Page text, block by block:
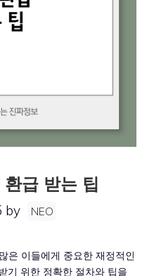
급 받는 팁
by NEO
은 이들에게 중요한 재정적인
기 위한 정확한 절차와 팁을